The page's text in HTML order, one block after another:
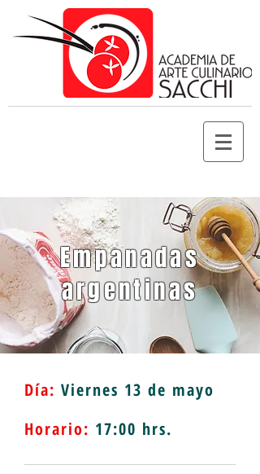
Empanadas
argentinas
Día: Viernes 13 de mayo
Horario: 17:00 hrs.